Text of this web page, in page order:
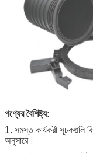
পণ্যের বৈশিষ্ট্য:
1. সমস্ত কার্যকরী সূচকগুলি
অনুসারে।